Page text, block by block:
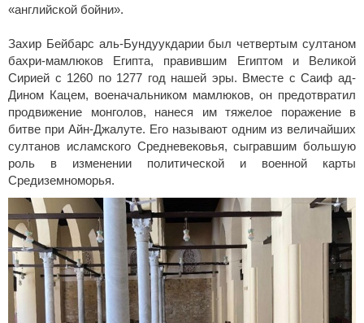
«английской бойни».
Захир Бейбарс аль-Бундуукдарии был четвертым султаном
бахри-мамлюков Египта, правившим Египтом и Великой
Сирией с 1260 по 1277 год нашей эры. Вместе с Саиф ад-
Дином Кацем, военачальником мамлюков, он предотвратил
продвижение монголов, нанеся им тяжелое поражение в
битве при Айн-Джалуте. Его называют одним из величайших
султанов исламского Средневековья, сыгравшим большую
роль в изменении политической и военной карты
Средиземноморья.